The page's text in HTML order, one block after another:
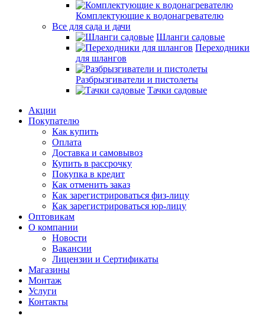
Комплектующие к водонагревателю
Все для сада и дачи
Шланги садовые
Переходники
для шлангов
Разбрызгиватели и пистолеты
Тачки садовые
Акции
Покупателю
Как купить
Оплата
Доставка и самовывоз
Купить в рассрочку
Покупка в кредит
Как отменить заказ
Как зарегистрироваться физ-лицу
Как зарегистрироваться юр-лицу
Оптовикам
О компании
Новости
Вакансии
Лицензии и Сертификаты
Магазины
Монтаж
Услуги
Контакты